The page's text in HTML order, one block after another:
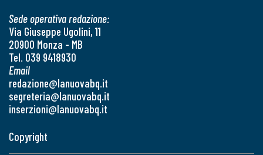
Sede operativa redazione:
Via Giuseppe Ugolini, 11
20900 Monza - MB
Tel. 039 9418930
Email
redazione@lanuovabq.it
segreteria@lanuovabq.it
inserzioni@lanuovabq.it
Copyright